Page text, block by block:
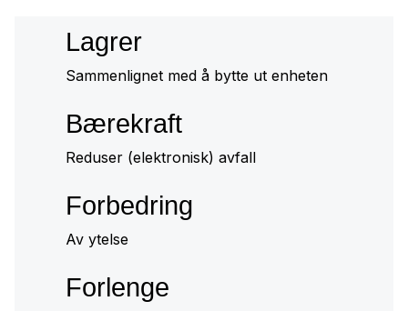
Lagrer
Sammenlignet med å bytte ut enheten
Bærekraft
Reduser (elektronisk) avfall
Forbedring
Av ytelse
Forlenge